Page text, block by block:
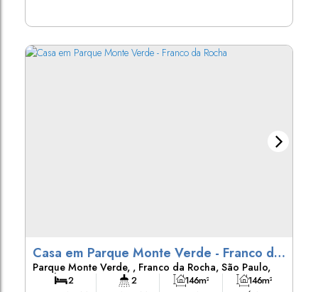
Casa em Parque Monte Verde - Franco da
Rocha
Parque Monte Verde , Franco da Rocha, São Paulo,
Brasil 2 2 146m² 146m²